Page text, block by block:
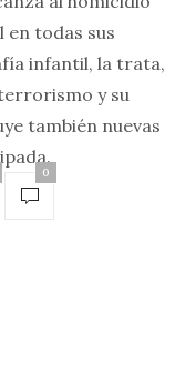
en todas sus
infantil, la trata,
y su
también nuevas
0